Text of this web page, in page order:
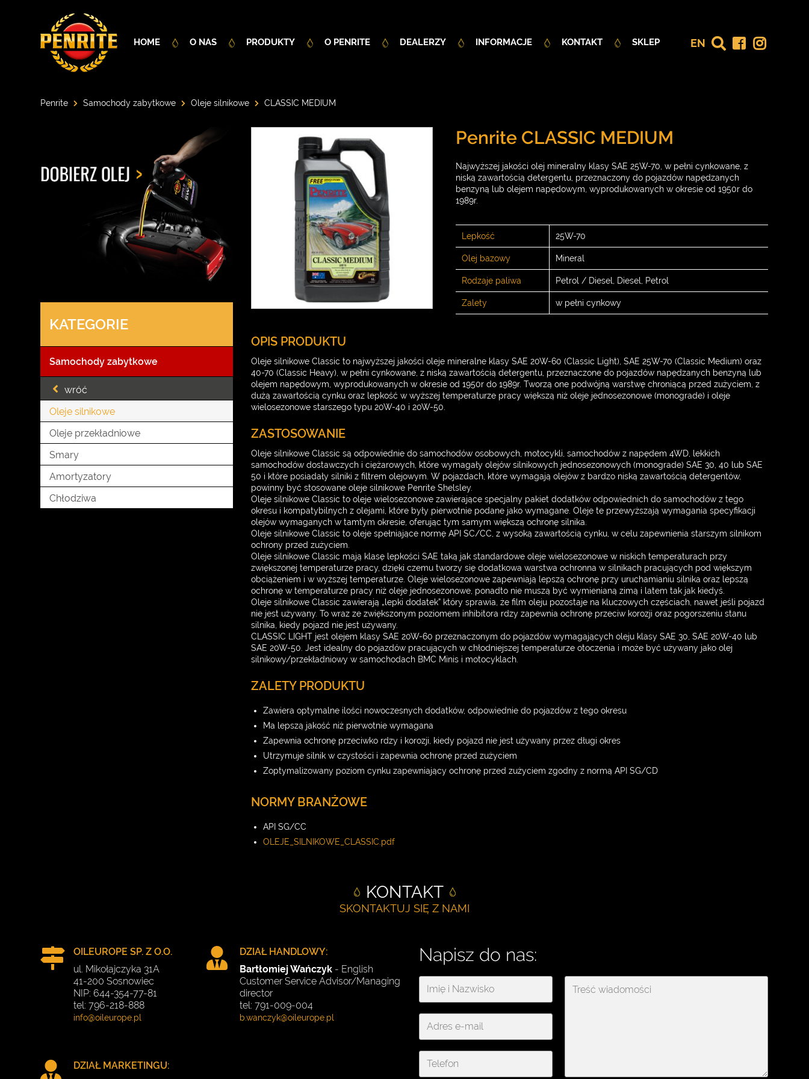
HOME O NAS PRODUKTY O PENRITE DEALERZY INFORMACJE KONTAKT SKLEP EN
Penrite Samochody zabytkowe Oleje silnikowe CLASSIC MEDIUM
KATEGORIE
Samochody zabytkowe
wróć
Oleje silnikowe
Oleje przekładniowe
Smary
Amortyzatory
Chłodziwa
Penrite CLASSIC MEDIUM
Najwyższej jakości olej mineralny klasy SAE 25W-70, w pełni cynkowane, z
niską zawartością detergentu, przeznaczony do pojazdów napędzanych
benzyną lub olejem napędowym, wyprodukowanych w okresie od 1950r do
1989r.
Lepkość 25W-70
Olej bazowy Mineral
Rodzaje paliwa Petrol / Diesel, Diesel, Petrol
Zalety w pełni cynkowy
OPIS PRODUKTU
Oleje silnikowe Classic to najwyższej jakości oleje mineralne klasy SAE 20W-60 (Classic Light), SAE 25W-70 (Classic Medium) oraz
40-70 (Classic Heavy), w pełni cynkowane, z niską zawartością detergentu, przeznaczone do pojazdów napędzanych benzyną lub
olejem napędowym, wyprodukowanych w okresie od 1950r do 1989r. Tworzą one podwójną warstwę chroniącą przed zużyciem, z
dużą zawartością cynku oraz lepkość w wyższej temperaturze pracy większą niż oleje jednosezonowe (monograde) i oleje
wielosezonowe starszego typu 20W-40 i 20W-50.
ZASTOSOWANIE
Oleje silnikowe Classic są odpowiednie do samochodów osobowych, motocykli, samochodów z napędem 4WD, lekkich
samochodów dostawczych i ciężarowych, które wymagały olejów silnikowych jednosezonowych (monograde) SAE 30, 40 lub SAE
50 i które posiadały silniki z filtrem olejowym. W pojazdach, które wymagają olejów z bardzo niską zawartością detergentów,
powinny być stosowane oleje silnikowe Penrite Shelsley.
Oleje silnikowe Classic to oleje wielosezonowe zawierające specjalny pakiet dodatków odpowiednich do samochodów z tego
okresu i kompatybilnych z olejami, które były pierwotnie podane jako wymagane. Oleje te przewyższają wymagania specyfikacji
olejów wymaganych w tamtym okresie, oferując tym samym większą ochronę silnika.
Oleje silnikowe Classic to oleje spełniające normę API SC/CC, z wysoką zawartością cynku, w celu zapewnienia starszym silnikom
ochrony przed zużyciem.
Oleje silnikowe Classic mają klasę lepkości SAE taką jak standardowe oleje wielosezonowe w niskich temperaturach przy
zwiększonej temperaturze pracy, dzięki czemu tworzy się dodatkowa warstwa ochronna w silnikach pracujących pod większym
obciążeniem i w wyższej temperaturze. Oleje wielosezonowe zapewniają lepszą ochronę przy uruchamianiu silnika oraz lepszą
ochronę w temperaturze pracy niż oleje jednosezonowe, ponadto nie muszą być wymienianą zimą i latem tak jak kiedyś.
Oleje silnikowe Classic zawierają „lepki dodatek” który sprawia, że film oleju pozostaje na kluczowych częściach, nawet jeśli pojazd
nie jest używany. To wraz ze zwiększonym poziomem inhibitora rdzy zapewnia ochronę przeciw korozji oraz pogorszeniu stanu
silnika, kiedy pojazd nie jest używany.
CLASSIC LIGHT jest olejem klasy SAE 20W-60 przeznaczonym do pojazdów wymagających oleju klasy SAE 30, SAE 20W-40 lub
SAE 20W-50. Jest idealny do pojazdów pracujących w chłodniejszej temperaturze otoczenia i może być używany jako olej
silnikowy/przekładniowy w samochodach BMC Minis i motocyklach.
ZALETY PRODUKTU
Zawiera optymalne ilości nowoczesnych dodatków, odpowiednie do pojazdów z tego okresu
Ma lepszą jakość niż pierwotnie wymagana
Zapewnia ochronę przeciwko rdzy i korozji, kiedy pojazd nie jest używany przez długi okres
Utrzymuje silnik w czystości i zapewnia ochronę przed zużyciem
Zoptymalizowany poziom cynku zapewniający ochronę przed zużyciem zgodny z normą API SG/CD
NORMY BRANŻOWE
API SG/CC
OLEJE_SILNIKOWE_CLASSIC.pdf
KONTAKT
SKONTAKTUJ SIĘ Z NAMI
OILEUROPE SP. Z O.O.
ul. Mikołajczyka 31A
41-200 Sosnowiec
NIP: 644-354-77-81
tel: 796-218-888
DZIAŁ HANDLOWY:
Bartłomiej Wańczyk - English
Customer Service Advisor/Managing
director
tel: 791-009-004
DZIAŁ MARKETINGU:
Napisz do nas: